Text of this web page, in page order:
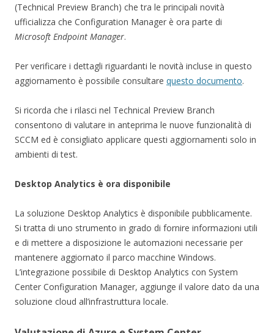
(Technical Preview Branch) che tra le principali novità
ufficializza che Configuration Manager è ora parte di
Microsoft Endpoint Manager.
Per verificare i dettagli riguardanti le novità incluse in questo
aggiornamento è possibile consultare questo documento.
Si ricorda che i rilasci nel Technical Preview Branch
consentono di valutare in anteprima le nuove funzionalità di
SCCM ed è consigliato applicare questi aggiornamenti solo in
ambienti di test.
Desktop Analytics è ora disponibile
La soluzione Desktop Analytics è disponibile pubblicamente.
Si tratta di uno strumento in grado di fornire informazioni utili
e di mettere a disposizione le automazioni necessarie per
mantenere aggiornato il parco macchine Windows.
L’integrazione possibile di Desktop Analytics con System
Center Configuration Manager, aggiunge il valore dato da una
soluzione cloud all’infrastruttura locale.